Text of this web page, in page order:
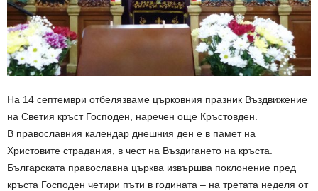
На 14 септември отбелязваме църковния празник Въздвижение
на Светия кръст Господен, наречен още Кръстовден.
В православния календар днешния ден е в памет на
Христовите страдания, в чест на Въздигането на кръста.
Българската православна църква извършва поклонение пред
кръста Господен четири пъти в годината – на третата неделя от